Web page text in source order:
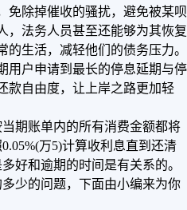
免除掉催收的骚扰，避免被某呗
，法务人员甚至还能够为其恢复
生活，减轻他们的债务压力。
用户申请到最长的停息延期与停
款自由度，让上岸之路更加轻
期账单内的所有消费金额都将
万5)计算收利息直到还清
好和逾期的时间是有关系的。
少的问题，下面由小编来为你